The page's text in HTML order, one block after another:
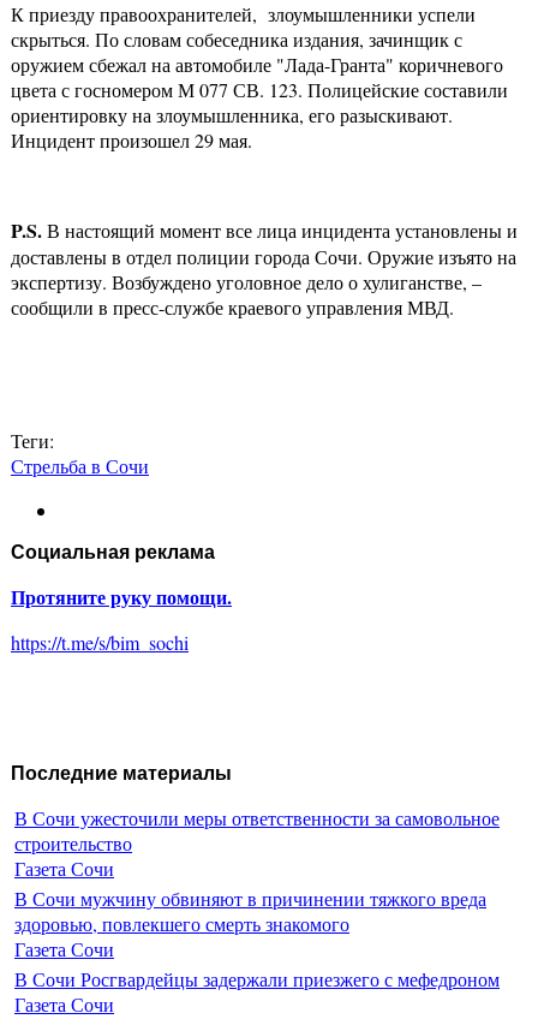
К приезду правоохранителей, злоумышленники успели
скрыться. По словам собеседника издания, зачинщик с
оружием сбежал на автомобиле "Лада-Гранта" коричневого
цвета с госномером М 077 СВ. 123. Полицейские составили
ориентировку на злоумышленника, его разыскивают.
Инцидент произошел 29 мая.
P.S.В настоящий момент все лица инцидента установлены и
доставлены в отдел полиции города Сочи. Оружие изъято на
экспертизу. Возбуждено уголовное дело о хулиганстве, –
сообщили в пресс-службе краевого управления МВД.
Теги:
Стрельба в Сочи
Социальная реклама
Протяните руку помощи.
https://t.me/s/bim_sochi
Последние материалы
В Сочи ужесточили меры ответственности за самовольное
строительство
Газета Сочи
В Сочи мужчину обвиняют в причинении тяжкого вреда
здоровью, повлекшего смерть знакомого
Газета Сочи
В Сочи Росгвардейцы задержали приезжего с мефедроном
Газета Сочи